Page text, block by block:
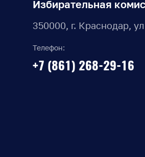
Избирательная
350000, г. Краснодар,
Телефон:
+7 (861) 268-29-16